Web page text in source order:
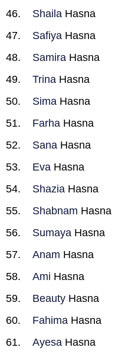
Shaila Hasna
Safiya Hasna
Samira Hasna
Trina Hasna
Sima Hasna
Farha Hasna
Sana Hasna
Eva Hasna
Shazia Hasna
Shabnam Hasna
Sumaya Hasna
Anam Hasna
Ami Hasna
Beauty Hasna
Fahima Hasna
Ayesa Hasna